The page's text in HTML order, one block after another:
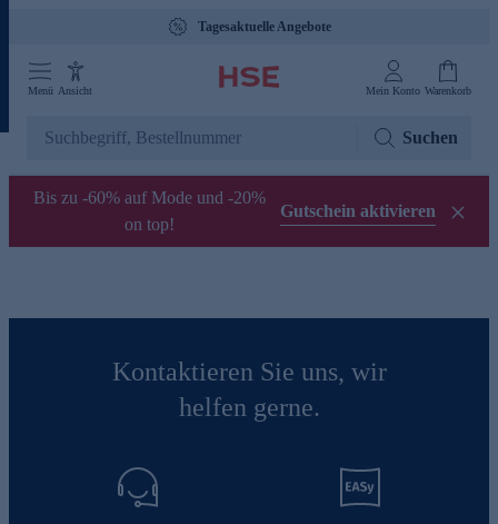
Tagesaktuelle Angebote
Menü Ansicht Mein Konto Warenkorb
Suchen
Bis zu -60% auf Mode und -20%
on top!
Gutschein aktivieren
Kontaktieren Sie uns, wir
helfen gerne.